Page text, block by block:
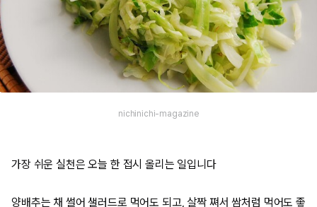
nichinichi-magazine
가장 쉬운 실천은 오늘 한 접시 올리는 일입니다
양배추는 채 썰어 샐러드로 먹어도 되고, 살짝 쪄서 쌈처럼 먹어도 좋